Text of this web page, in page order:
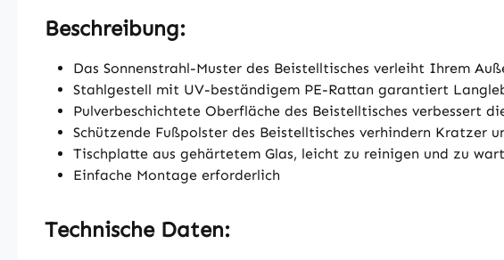
Beschreibung:
Das Sonnenstrahl-Muster des Beistelltisches verleiht Ihrem
Stahlgestell mit UV-beständigem PE-Rattan garantiert
Pulverbeschichtete Oberfläche des Beistelltisches verbessert
Schützende Fußpolster des Beistelltisches verhindern Kratzer
Tischplatte aus gehärtetem Glas, leicht zu reinigen und zu
Einfache Montage erforderlich
Technische Daten: